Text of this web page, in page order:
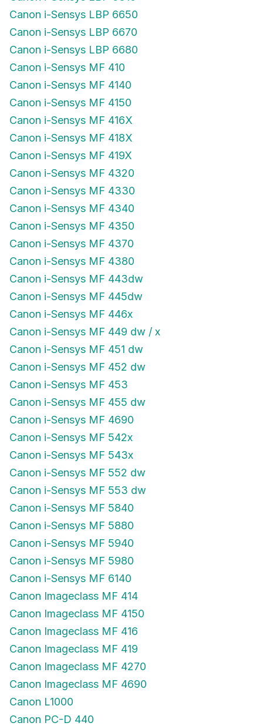
Canon i-Sensys LBP 6650
Canon i-Sensys LBP 6670
Canon i-Sensys LBP 6680
Canon i-Sensys MF 410
Canon i-Sensys MF 4140
Canon i-Sensys MF 4150
Canon i-Sensys MF 416X
Canon i-Sensys MF 418X
Canon i-Sensys MF 419X
Canon i-Sensys MF 4320
Canon i-Sensys MF 4330
Canon i-Sensys MF 4340
Canon i-Sensys MF 4350
Canon i-Sensys MF 4370
Canon i-Sensys MF 4380
Canon i-Sensys MF 443dw
Canon i-Sensys MF 445dw
Canon i-Sensys MF 446x
Canon i-Sensys MF 449 dw / x
Canon i-Sensys MF 451 dw
Canon i-Sensys MF 452 dw
Canon i-Sensys MF 453
Canon i-Sensys MF 455 dw
Canon i-Sensys MF 4690
Canon i-Sensys MF 542x
Canon i-Sensys MF 543x
Canon i-Sensys MF 552 dw
Canon i-Sensys MF 553 dw
Canon i-Sensys MF 5840
Canon i-Sensys MF 5880
Canon i-Sensys MF 5940
Canon i-Sensys MF 5980
Canon i-Sensys MF 6140
Canon Imageclass MF 414
Canon Imageclass MF 4150
Canon Imageclass MF 416
Canon Imageclass MF 419
Canon Imageclass MF 4270
Canon Imageclass MF 4690
Canon L1000
Canon PC-D 440